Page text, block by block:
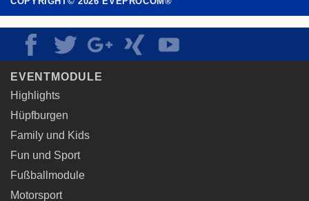
EVENTMODULE
Highlights
Hüpfburgen
Family und Kids
Fun und Sport
Fußballmodule
Motorsport